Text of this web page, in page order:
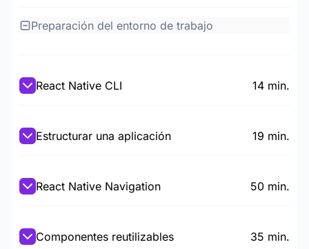
Preparación del entorno de trabajo
React Native CLI 14 min.
Estructurar una aplicación 19 min.
React Native Navigation 50 min.
Componentes reutilizables 35 min.